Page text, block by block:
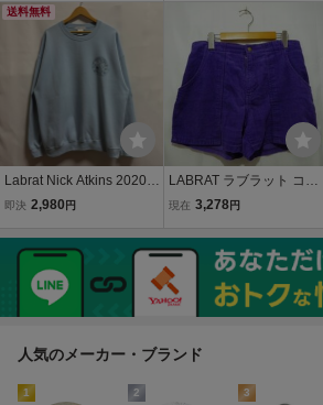
a
送料無料
Labrat Nick Atkins 2020S
S Adventure スウェット
ンス supreme トレーナー
トップス Vintage ヴィン
テージ 古着
即決 2,980 円
LABRAT ラブラット コー
ディロイ ショーツ ショー
パープル メンズ ボトムス
現在 3,278円
人気のメーカー・ブランド
1 2 3